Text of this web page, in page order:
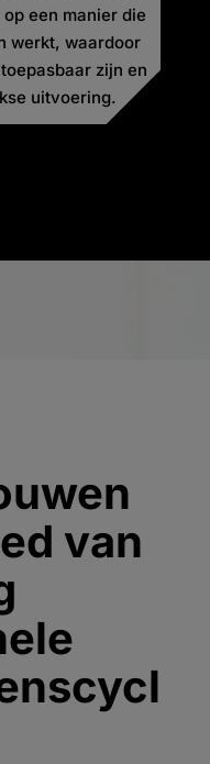
een manier die
werkt, waardoor
zijn en
uitvoering.
van